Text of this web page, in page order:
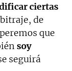
ciertas
de
que
soy
seguirá